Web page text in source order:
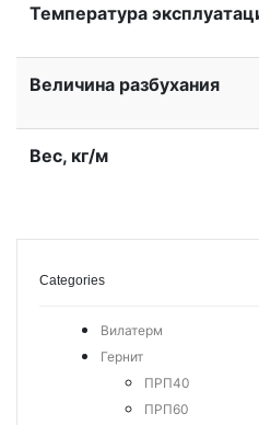
Температура
Величина разбухания
Вес, кг/м
Categories
Вилатерм
Гернит
ПРП40
ПРП60